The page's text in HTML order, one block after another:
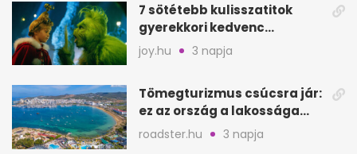
7 sötétebb kulisszatitok
gyerekkori kedvenc
filmjeinkről a Joy szerint
joy.hu 3 napja
Tömegturizmus csúcsra jár:
ez az ország a lakossága
kétszeresét fogadja
roadster.hu 3 napja